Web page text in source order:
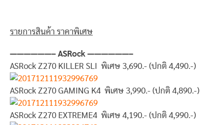
รายการสินค้า ราคาพิเศษ
——————– ASRock ——————–
ASRock Z270 KILLER SLI พิเศษ 3,690.- (ปกติ 4,490.-)
ASRock Z270 GAMING K4 พิเศษ 3,990.- (ปกติ 4,890.-)
ASRock Z270 EXTREME4 พิเศษ 4,190.- (ปกติ 4,990.-)